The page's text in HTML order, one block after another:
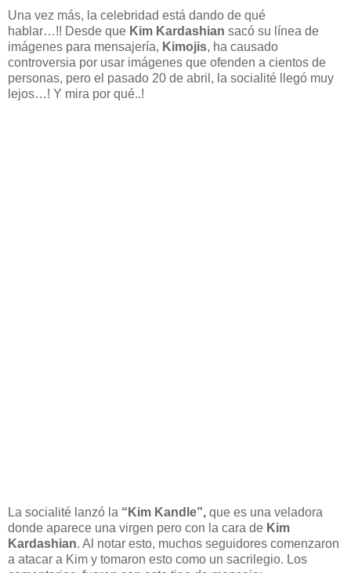
Una vez más, la celebridad está dando de qué
hablar…!! Desde que Kim Kardashian sacó su línea de
imágenes para mensajería, Kimojis, ha causado
controversia por usar imágenes que ofenden a cientos de
personas, pero el pasado 20 de abril, la socialité llegó muy
lejos…! Y mira por qué..!
La socialité lanzó la “Kim Kandle”, que es una veladora
donde aparece una virgen pero con la cara de Kim
Kardashian. Al notar esto, muchos seguidores comenzaron
a atacar a Kim y tomaron esto como un sacrilegio. Los